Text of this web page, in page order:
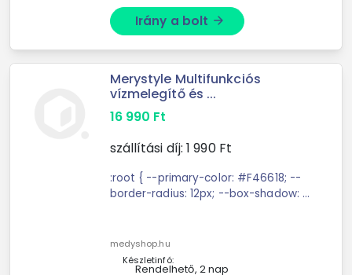
Irány a bolt arrow_forward
Merystyle Multifunkciós
vízmelegítő és ...
16 990 Ft
szállítási díj: 1 990Ft
:root { --primary-color: #F46618; --
border-radius: 12px; --box-shadow: 0
medyshop.hu
Készletinfó:
Rendelhető, 2 nap